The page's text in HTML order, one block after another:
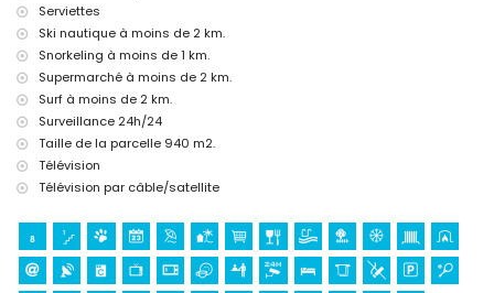
canoë-kayak, pêche, plongée et snorkeling (à moins de 1000 mètres
de la villa)
tennis, équitation, randonnée, cyclisme, escalade, surf, planche à
voile et ski nautique (à moins de 5 kilomètres de la villa)
Serviettes
Ski nautique à moins de 2 km.
Snorkeling à moins de 1 km.
Supermarché à moins de 2 km.
Surf à moins de 2 km.
Surveillance 24h/24
Taille de la parcelle 940 m2.
Télévision
Télévision par câble/satellite